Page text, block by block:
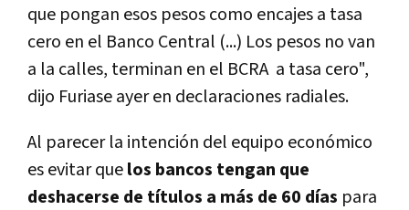
que pongan esos pesos como encajes a tasa
cero en el Banco Central (...) Los pesos no van
a la calles, terminan en el BCRA a tasa cero",
dijo Furiase ayer en declaraciones radiales.
Al parecer la intención del equipo económico
es evitar quelos bancos tengan que
deshacerse de títulos a más de 60 días para